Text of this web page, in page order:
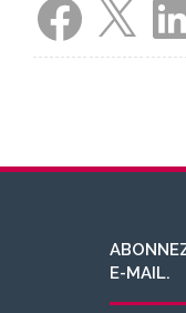
Facebook
E-MAIL.